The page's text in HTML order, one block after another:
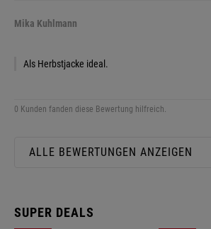
Mika Kuhlmann
Als Herbstjacke ideal.
0 Kunden fanden diese Bewertung hilfreich.
ALLE BEWERTUNGEN ANZEIGEN
SUPER DEALS